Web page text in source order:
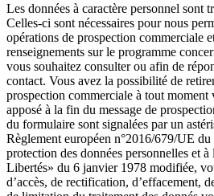
Les données à caractère personnel sont
Celles-ci sont nécessaires pour nous
opérations de prospection commerciale
renseignements sur le programme
vous souhaitez consulter ou afin de
contact. Vous avez la possibilité de
prospection commerciale à tout
apposé à la fin du message de
du formulaire sont signalées par un
Règlement européen n°2016/679/UE
protection des données personnelles et
Libertés» du 6 janvier 1978 modifiée,
d’accès, de rectification, d’effacement,